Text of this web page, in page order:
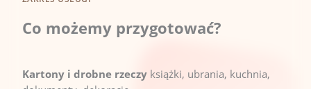
Co możemy przygotować?
Kartony i drobne rzeczy książki, ubrania, kuchnia,